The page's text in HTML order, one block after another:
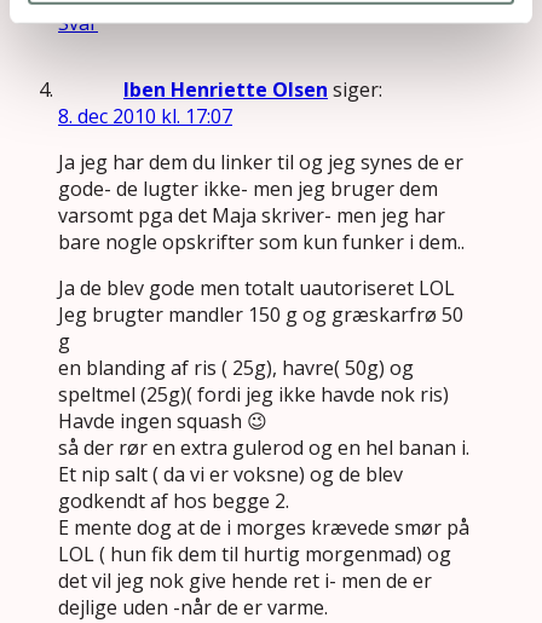
Svar
Iben Henriette Olsen siger:
8. dec 2010 kl. 17:07
Ja jeg har dem du linker til og jeg synes de er
gode- de lugter ikke- men jeg bruger dem
varsomt pga det Maja skriver- men jeg har
bare nogle opskrifter som kun funker i dem..
Ja de blev gode men totalt uautoriseret LOL
Jeg brugter mandler 150 g og græskarfrø 50
g
en blanding af ris ( 25g), havre( 50g) og
speltmel (25g)( fordi jeg ikke havde nok ris)
Havde ingen squash 😉
så der rør en extra gulerod og en hel banan i.
Et nip salt ( da vi er voksne) og de blev
godkendt af hos begge 2.
E mente dog at de i morges krævede smør på
LOL ( hun fik dem til hurtig morgenmad) og
det vil jeg nok give hende ret i- men de er
dejlige uden -når de er varme.